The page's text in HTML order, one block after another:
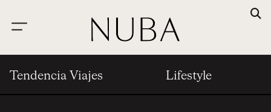
Tendencia Viajes Lifestyle